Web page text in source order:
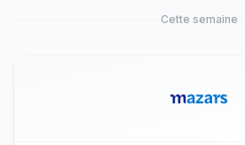
Cette semaine